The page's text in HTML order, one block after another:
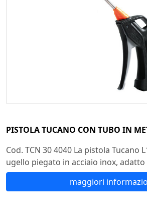
PISTOLA TUCANO CON TUBO IN
Cod. TCN 30 4040 La pistola Tucano
ugello piegato in acciaio inox, adatto
maggiori